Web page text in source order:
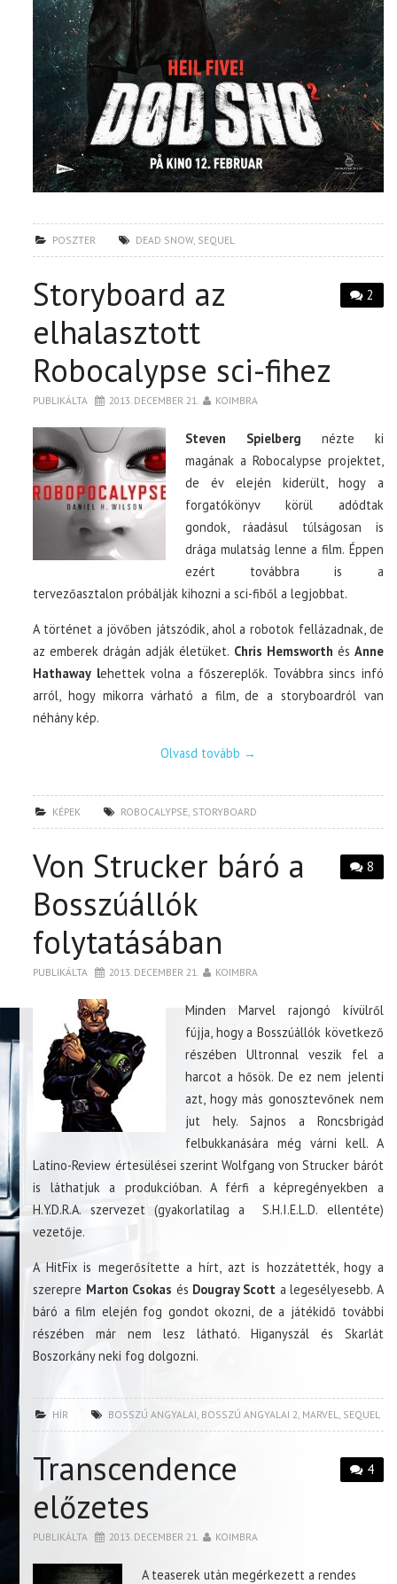
POSZTER DEAD SNOW, SEQUEL
2
Storyboard az
elhalasztott
Robocalypse sci-fihez
PUBLIKÁLTA 2013. DECEMBER 21. KOIMBRA
Steven Spielberg nézte ki
magának a Robocalypse projektet,
de év elején kiderült, hogy a
forgatókönyv körül adódtak
gondok, ráadásul túlságosan is
drága mulatság lenne a film. Éppen
ezért továbbra is a
tervezőasztalon próbálják kihozni a sci-fiből a legjobbat.
A történet a jövőben játszódik, ahol a robotok fellázadnak, de
az emberek drágán adják életüket. Chris Hemsworth és Anne
Hathaway lehettek volna a főszereplők. Továbbra sincs infó
arról, hogy mikorra várható a film, de a storyboardról van
néhány kép.
Olvasd tovább →
KÉPEK ROBOCALYPSE STORYBOARD
8
Von Strucker báró a
Bosszúállók
folytatásában
PUBLIKÁLTA 2013. DECEMBER 21. KOIMBRA
Minden Marvel rajongó kívülről
fújja, hogy a Bosszúállók következő
részében Ultronnal veszik fel a
harcot a hősök. De ez nem jelenti
azt, hogy más gonosztevőnek nem
jut hely. Sajnos a Roncsbrigád
felbukkanására még várni kell. A
Latino-Review értesülései szerint Wolfgang von Strucker bárót
is láthatjuk a produkcióban. A férfi a képregényekben a
H.Y.D.R.A. szervezet (gyakorlatilag a S.H.I.E.L.D. ellentéte)
vezetője.
A HitFix is megerősítette a hírt, azt is hozzátették, hogy a
szerepre Marton Csokas és Dougray Scott a legesélyesebb. A
báró a film elején fog gondot okozni, de a játékidő további
részében már nem lesz látható. Higanyszál és Skarlát
Boszorkány neki fog dolgozni.
HÍR BOSSZÚ ANGYALAI BOSSZÚ ANGYALAI 2 MARVEL SEQUEL
4
Transcendence
előzetes
PUBLIKÁLTA 2013. DECEMBER 21. KOIMBRA
A teaserek után megérkezett a rendes